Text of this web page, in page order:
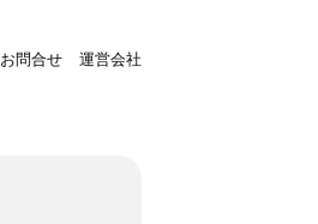
お問合せ 運営会社